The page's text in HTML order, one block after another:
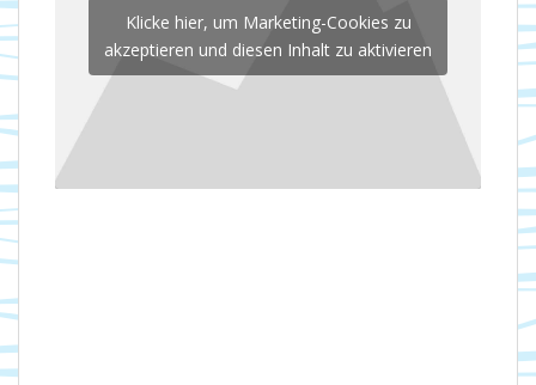
Klicke hier, um Marketing-Cookies zu
akzeptieren und diesen Inhalt zu aktivieren